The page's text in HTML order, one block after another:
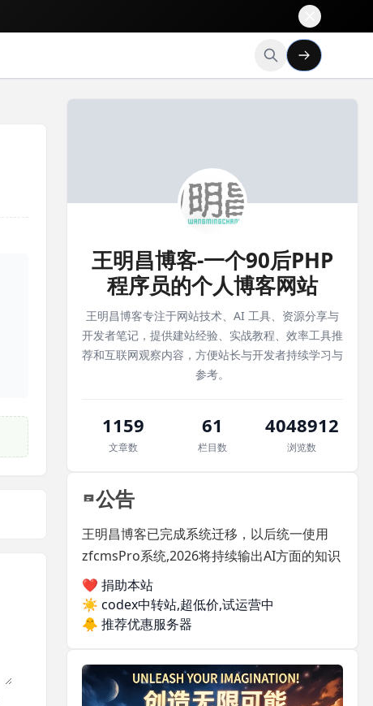
王明昌博客-一个90后PHP
程序员的个人博客网站
王明昌博客专注于网站技术、AI 工具、资源分享与
开发者笔记，提供建站经验、实战教程、效率工具推
荐和互联网观察内容，方便站长与开发者持续学习与
参考。
1159
文章数
61
栏目数
4048912
浏览数
公告
王明昌博客已完成系统迁移，以后统一使用
zfcmsPro系统,2026将持续输出AI方面的知识
❤️ 捐助本站
☀️ codex中转站,超低价,试运营中
🐥 推荐优惠服务器